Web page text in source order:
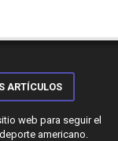
ARTÍCULOS
web para seguir el
americano.